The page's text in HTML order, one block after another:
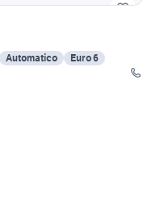
Automatico
Euro 6